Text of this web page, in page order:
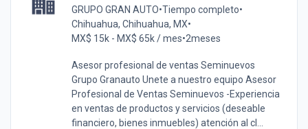
GRUPO GRAN AUTO•Tiempo completo•
Chihuahua, Chihuahua, MX•
MX$ 15k - MX$ 65k / mes•2meses
Asesor profesional de ventas Seminuevos
Grupo Granauto Unete a nuestro equipo Asesor
Profesional de Ventas Seminuevos -Experiencia
en ventas de productos y servicios (deseable
financiero, bienes inmuebles) atención al cl...